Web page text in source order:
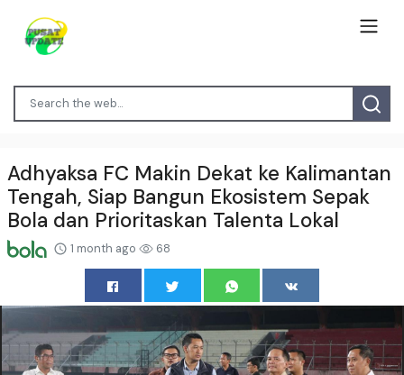
Adhyaksa FC Makin Dekat ke Kalimantan
Tengah, Siap Bangun Ekosistem Sepak
Bola dan Prioritaskan Talenta Lokal
1 month ago 68